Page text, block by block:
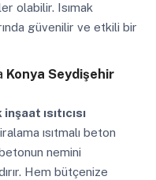
olabilir. Isımak
güvenilir ve etkili bir
Konya Seydişehir
ısıtıcısı
ısıtmalı beton
nemini
Hem bütçenize